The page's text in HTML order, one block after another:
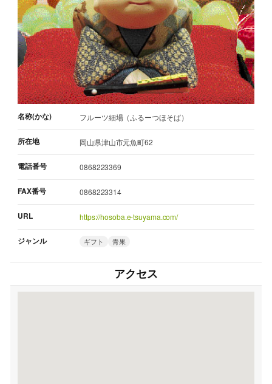
名称(かな) フルーツ細場（ふるーつほそば）
所在地 岡山県津山市元魚町62
電話番号 0868223369
FAX番号 0868223314
URL https://hosoba.e-tsuyama.com/
ジャンル ギフト 青果
アクセス